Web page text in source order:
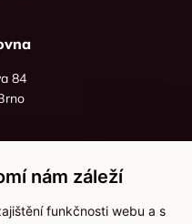
84
535 066
- 16:00
nám záleží
funkčnosti webu a s